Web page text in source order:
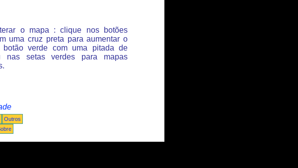
o mapa : clique nos botões
uma cruz preta para aumentar o
botão verde com uma pitada de
nas setas verdes para mapas
Outros